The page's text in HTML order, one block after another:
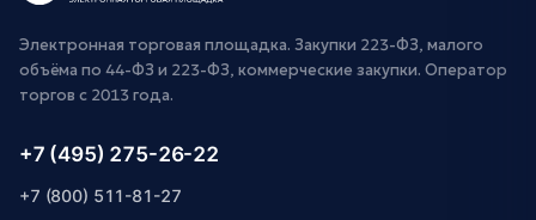
Электронная торговая площадка. Закупки 223-ФЗ, малого
объёма по 44-ФЗ и 223-ФЗ, коммерческие закупки. Оператор
торгов с 2013 года.
+7 (495) 275-26-22
+7 (800) 511-81-27